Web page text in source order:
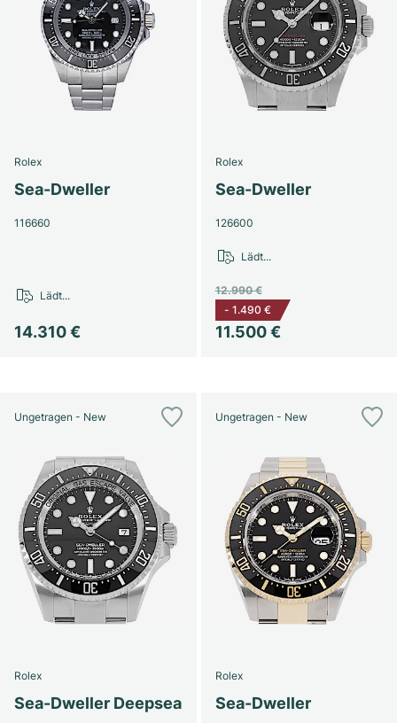
Rolex
Sea-Dweller
116660
14.310 €
Lädt...
Rolex
Sea-Dweller
126600
11.500 €
12.990 €
- 1.490 €
Lädt...
Ungetragen - New
Rolex
Sea-Dweller Deepsea
Ungetragen - New
Rolex
Sea-Dweller